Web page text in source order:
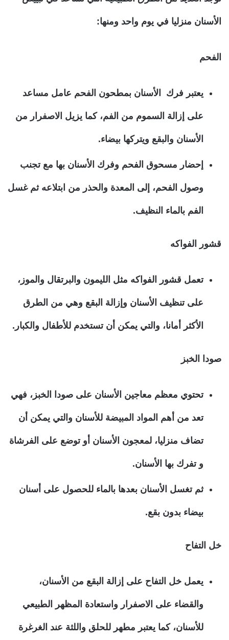
الأسنان منزليا في يوم واحد ومنها:
الفحم
يعتبر فرك الأسنان بمطحون الفحم عامل مساعد
على إزالة السموم من الفم، كما يزيل الاصفرار من
الأسنان والبقع ويتركها بيضاء.
إحضار مسحوق الفحم وفرك الأسنان بها مع تجنب
وصول الفحم، إلى المعدة والحذر من ابتلاعه ثم غسل
الفم بالماء النظيف.
قشور الفواكه
تعمل قشور الفواكه مثل الليمون والبرتقال والموز،
على تنظيف الأسنان وإزالة البقع وهي من الطرق
الأكثر أمانا، والتي يمكن أن تستخدم للأطفال والكبار.
صودا الخبز
تحتوي معظم معاجين الأسنان على صودا الخبز، فهي
تعد من أهم المواد المبيضة للأسنان والتي يمكن أن
تضاف منزليا، لمعجون الأسنان أو توضع على الفرشاة
و تفرك بها الأسنان.
ثم تغسل الأسنان بعدها بالماء للحصول على أسنان
بيضاء بدون بقع.
خل التفاح
يعمل خل التفاح على إزالة البقع من الأسنان،
والقضاء على الاصفرار واستعادة المظهر الطبيعي
للأسنان، كما يعتبر مطهر للحلق واللثة عند الغرغرة